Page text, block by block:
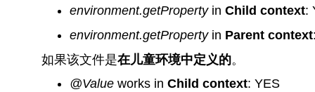
environment.getPropertyin Child context:
environment.getPropertyin Parent context
如果该文件是在儿童环境中定义的。
@Valueworks in Child context: YES